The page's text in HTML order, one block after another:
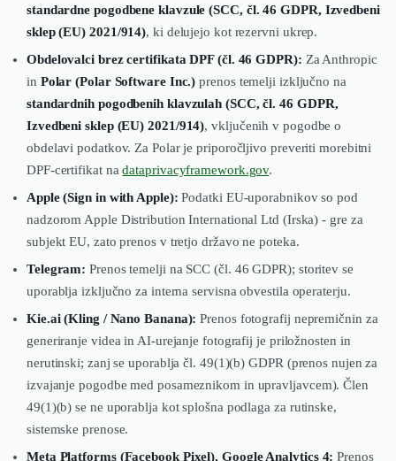
standardne pogodbene klavzule (SCC, čl. 46 GDPR, Izvedbeni
sklep (EU) 2021/914), ki delujejo kot rezervni ukrep.
Obdelovalci brez certifikata DPF (čl. 46 GDPR): Za Anthropic
in Polar (Polar Software Inc.) prenos temelji izključno na
standardnih pogodbenih klavzulah (SCC, čl. 46 GDPR,
Izvedbeni sklep (EU) 2021/914), vključenih v pogodbe o
obdelavi podatkov. Za Polar je priporočljivo preveriti morebitni
DPF-certifikat na dataprivacyframework.gov.
Apple (Sign in with Apple): Podatki EU-uporabnikov so pod
nadzorom Apple Distribution International Ltd (Irska) - gre za
subjekt EU, zato prenos v tretjo državo ne poteka.
Telegram: Prenos temelji na SCC (čl. 46 GDPR); storitev se
uporablja izključno za interna servisna obvestila operaterju.
Kie.ai (Kling / Nano Banana): Prenos fotografij nepremičnin za
generiranje videa in AI-urejanje fotografij je priložnosten in
nerutinski; zanj se uporablja čl. 49(1)(b) GDPR (prenos nujen za
izvajanje pogodbe med posameznikom in upravljavcem). Člen
49(1)(b) se ne uporablja kot splošna podlaga za rutinske,
sistemske prenose.
Meta Platforms (Facebook Pixel), Google Analytics 4: Prenos